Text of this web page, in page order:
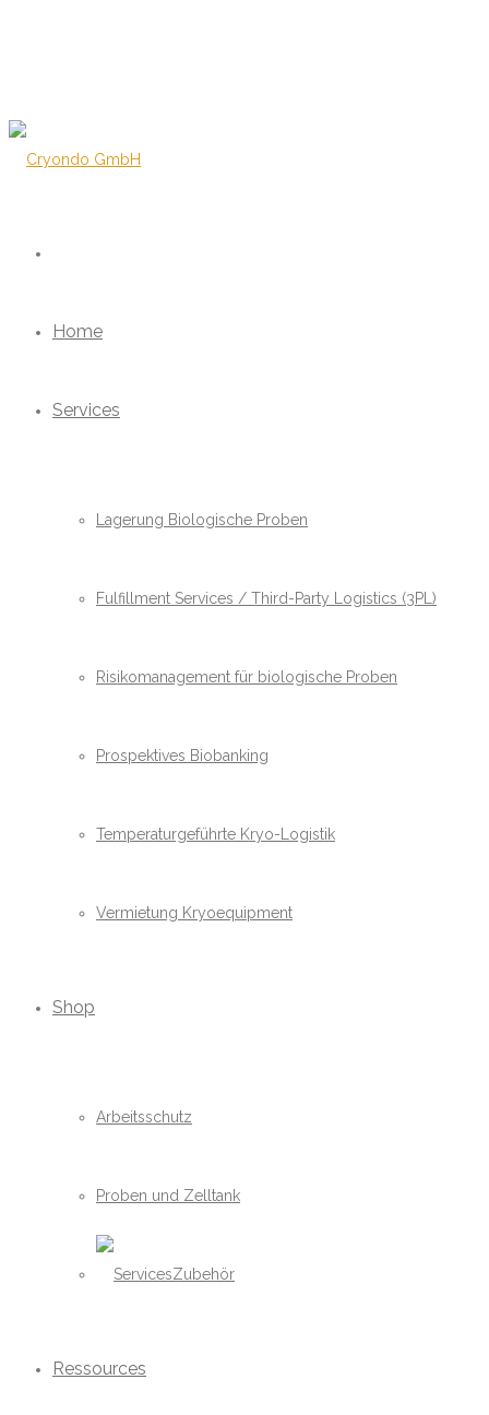
Home
Services
Lagerung Biologische Proben
Fulfillment Services / Third-Party Logistics (3PL)
Risikomanagement für biologische Proben
Prospektives Biobanking
Temperaturgeführte Kryo-Logistik
Vermietung Kryoequipment
Shop
Arbeitsschutz
Proben und Zelltank
Zubehör
Ressources